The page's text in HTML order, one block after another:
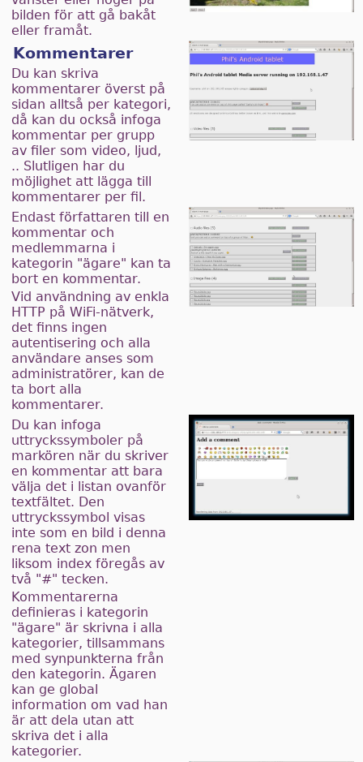
bilden för att gå bakåt
eller framåt.
Kommentarer
Du kan skriva
kommentarer överst på
sidan alltså per kategori,
då kan du också infoga
kommentar per grupp
av filer som video, ljud,
.. Slutligen har du
möjlighet att lägga till
kommentarer per fil.
Endast författaren till en
kommentar och
medlemmarna i
kategorin "ägare" kan ta
bort en kommentar.
Vid användning av enkla
HTTP på WiFi-nätverk,
det finns ingen
autentisering och alla
användare anses som
administratörer, kan de
ta bort alla
kommentarer.
Du kan infoga
uttryckssymboler på
markören när du skriver
en kommentar att bara
välja det i listan ovanför
textfältet. Den
uttryckssymbol visas
inte som en bild i denna
rena text zon men
liksom index föregås av
två "#" tecken.
Kommentarerna
definieras i kategorin
"ägare" är skrivna i alla
kategorier, tillsammans
med synpunkterna från
den kategorin. Ägaren
kan ge global
information om vad han
är att dela utan att
skriva det i alla
kategorier.